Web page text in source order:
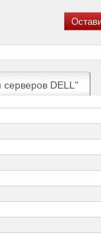
серверов DELL"